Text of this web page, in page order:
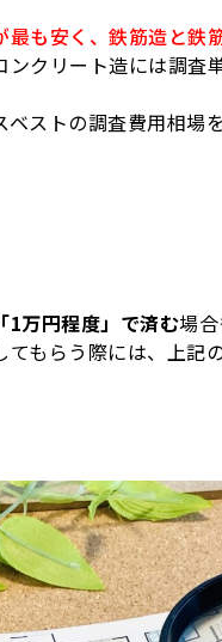
最も安く、鉄筋造と鉄
クリート造には調査
ストの調査費用相場
1万円程度」で済む場合
もらう際には、上記